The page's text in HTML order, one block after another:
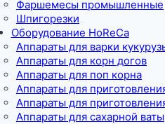
Фаршемесы промышленные
Шпигорезки
Оборудование HoReCa
Аппараты для варки
Аппараты для корн догов
Аппараты для поп корна
Аппараты для
Аппараты для
Аппараты для сахарной ваты